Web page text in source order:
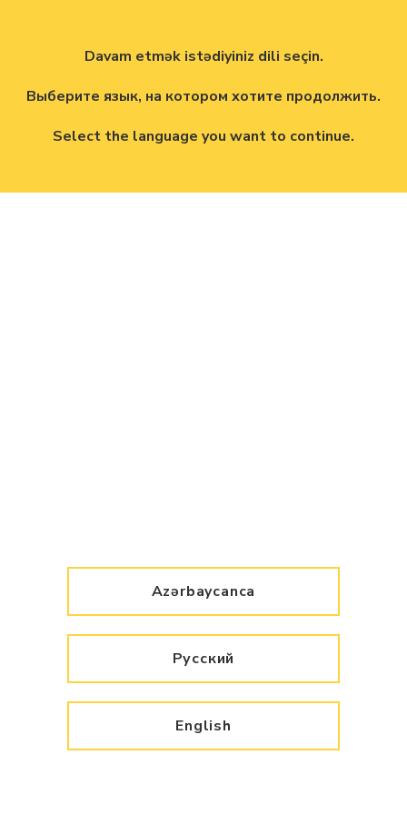
Davam etmək istədiyiniz dili seçin.
Выберите язык, на котором хотите продолжить.
Select the language you want to continue.
Azərbaycanca
Русский
English